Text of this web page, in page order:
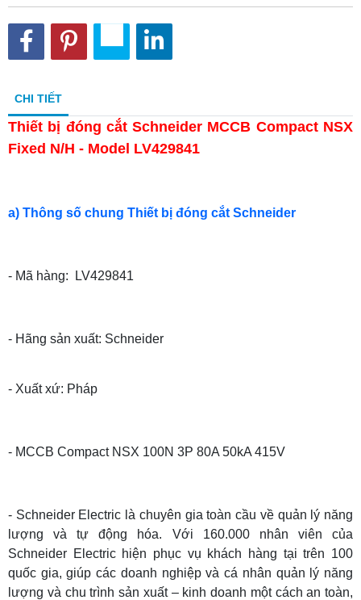
CHI TIẾT
Thiết bị đóng cắt Schneider MCCB Compact NSX
Fixed N/H - Model LV429841
a) Thông số chung Thiết bị đóng cắt Schneider
- Mã hàng: LV429841
- Hãng sản xuất: Schneider
- Xuất xứ: Pháp
- MCCB Compact NSX 100N 3P 80A 50kA 415V
- Schneider Electric là chuyên gia toàn cầu về quản lý năng
lượng và tự động hóa. Với 160.000 nhân viên của
Schneider Electric hiện phục vụ khách hàng tại trên 100
quốc gia, giúp các doanh nghiệp và cá nhân quản lý năng
lượng và chu trình sản xuất – kinh doanh một cách an toàn,